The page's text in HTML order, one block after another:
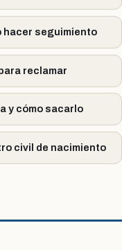
hacer seguimiento
reclamar
y cómo sacarlo
civil de nacimiento